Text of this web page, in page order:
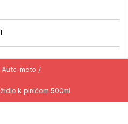
Auto-moto /
k plničom 500ml